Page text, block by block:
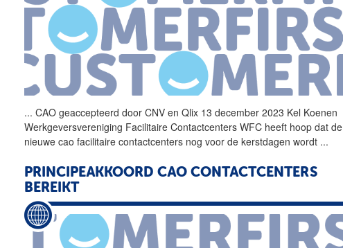
... CAO geaccepteerd door CNV enQlix 13 december 2023 Kel Koenen
Werkgeversvereniging Facilitaire Contactcenters WFC heeft hoop dat de
nieuwe cao facilitaire contactcenters nog voor de kerstdagen wordt ...
PRINCIPEAKKOORD CAO CONTACTCENTERS
BEREIKT